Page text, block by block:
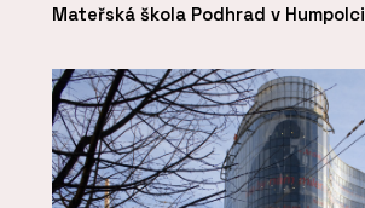
Mateřská škola Podhrad v Humpolci